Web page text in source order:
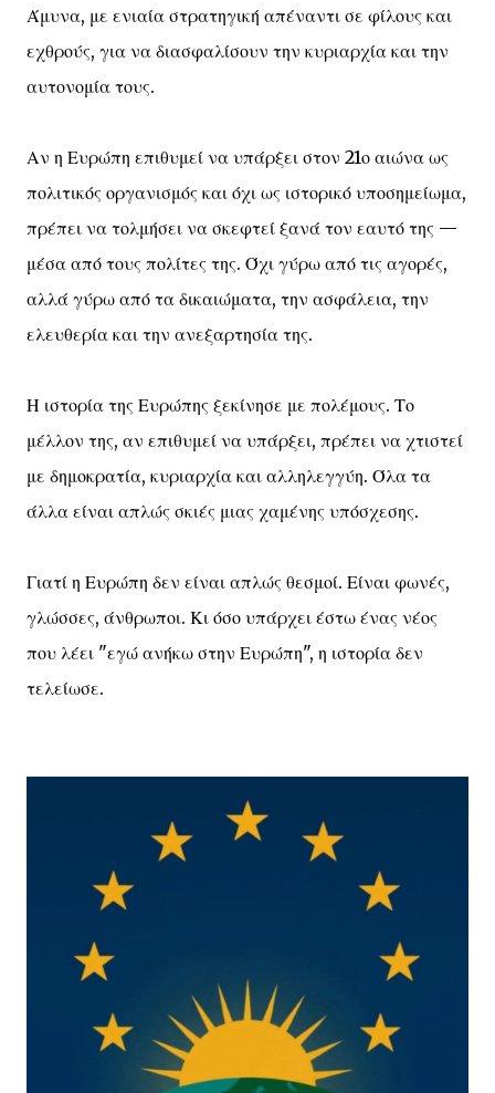
Άμυνα, με ενιαία στρατηγική απέναντι σε φίλους και
εχθρούς, για να διασφαλίσουν την κυριαρχία και την
αυτονομία τους.
Αν η Ευρώπη επιθυμεί να υπάρξει στον 21ο αιώνα ως
πολιτικός οργανισμός και όχι ως ιστορικό υποσημείωμα,
πρέπει να τολμήσει να σκεφτεί ξανά τον εαυτό της —
μέσα από τους πολίτες της. Όχι γύρω από τις αγορές,
αλλά γύρω από τα δικαιώματα, την ασφάλεια, την
ελευθερία και την ανεξαρτησία της.
Η ιστορία της Ευρώπης ξεκίνησε με πολέμους. Το
μέλλον της, αν επιθυμεί να υπάρξει, πρέπει να χτιστεί
με δημοκρατία, κυριαρχία και αλληλεγγύη. Όλα τα
άλλα είναι απλώς σκιές μιας χαμένης υπόσχεσης.
Γιατί η Ευρώπη δεν είναι απλώς θεσμοί. Είναι φωνές,
γλώσσες, άνθρωποι. Κι όσο υπάρχει έστω ένας νέος
που λέει "εγώ ανήκω στην Ευρώπη", η ιστορία δεν
τελείωσε.